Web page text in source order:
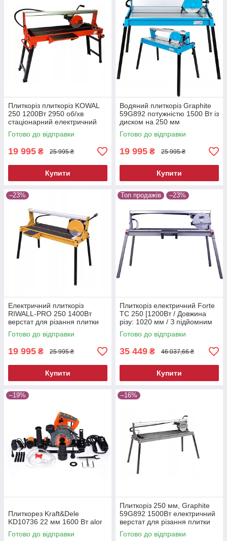
Плиткоріз плиткоріз KOWAL
250 1200Вт 2950 об/хв
стаціонарний електричний
плиткоріз
Готово до відправки
19 995 ₴ 25 995 ₴
Купити
Водяний плиткоріз Graphite
59G892 потужністю 1500 Вт із
диском на 250 мм
електричний плиткоріз-
верстат
Готово до відправки
19 995 ₴ 25 995 ₴
Купити
–23%
Електричний плиткоріз
RIWALL-PRO 250 1400Вт
верстат для різання плитки
електричний
Готово до відправки
19 995 ₴ 25 995 ₴
Купити
Топ продажів –23%
Плиткоріз електричний Forte
TC 250 [1200Вт / Довжина
різу: 1020 мм / З підйомним
мотором]
Готово до відправки
35 449 ₴ 46 037,66 ₴
Купити
–19%
Плиткорез Kraft&Dele
KD10736 22 мм 1600 Вт alor
Готово до відправки
–16%
Плиткоріз 250 мм, Graphite
59G892 1500Вт електричний
верстат для різання плитки
Готово до відправки